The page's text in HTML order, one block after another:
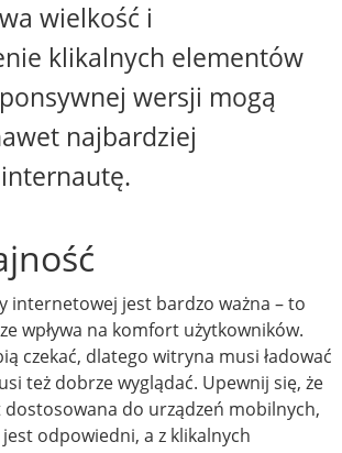
wielkość i
klikalnych elementów
wersji mogą
najbardziej
internetowej jest bardzo ważna – to
wpływa na komfort użytkowników.
czekać, dlatego witryna musi ładować
też dobrze wyglądać. Upewnij się, że
do urządzeń mobilnych,
odpowiedni, a z klikalnych